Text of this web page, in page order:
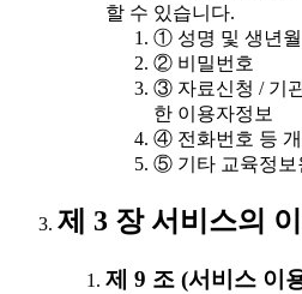
할 수 있습니다.
① 성명 및 생년
② 비밀번호
③ 자료신청 / 기
한 이용자정보
④ 전화번호 등 개
⑤ 기타 교육정보
제 3 장 서비스의
제 9 조 (서비스 이